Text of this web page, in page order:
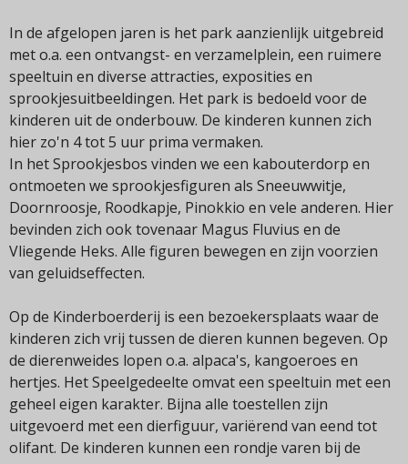
In de afgelopen jaren is het park aanzienlijk uitgebreid
met o.a. een ontvangst- en verzamelplein, een ruimere
speeltuin en diverse attracties, exposities en
sprookjesuitbeeldingen. Het park is bedoeld voor de
kinderen uit de onderbouw. De kinderen kunnen zich
hier zo'n 4 tot 5 uur prima vermaken.
In het Sprookjesbos vinden we een kabouterdorp en
ontmoeten we sprookjesfiguren als Sneeuwwitje,
Doornroosje, Roodkapje, Pinokkio en vele anderen. Hier
bevinden zich ook tovenaar Magus Fluvius en de
Vliegende Heks. Alle figuren bewegen en zijn voorzien
van geluidseffecten.
Op de Kinderboerderij is een bezoekersplaats waar de
kinderen zich vrij tussen de dieren kunnen begeven. Op
de dierenweides lopen o.a. alpaca's, kangoeroes en
hertjes. Het Speelgedeelte omvat een speeltuin met een
geheel eigen karakter. Bijna alle toestellen zijn
uitgevoerd met een dierfiguur, variërend van eend tot
olifant. De kinderen kunnen een rondje varen bij de